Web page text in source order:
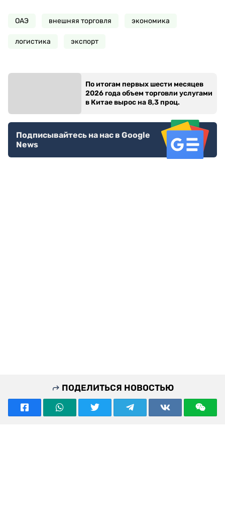
ОАЭ внешняя торговля экономика
логистика экспорт
По итогам первых шести месяцев
2026 года объем торговли услугами
в Китае вырос на 8,3 проц.
Подписывайтесь на нас в Google
News
ПОДЕЛИТЬСЯ НОВОСТЬЮ